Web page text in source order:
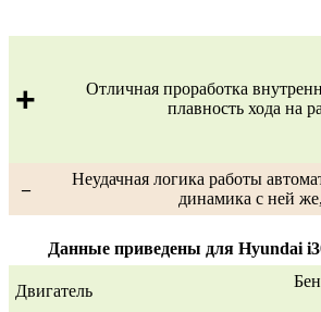
+
Отличная проработка
плавность хода на
–
Неудачная логика работы
динамика с ней
Данные приведены для Hyundai
Двигатель